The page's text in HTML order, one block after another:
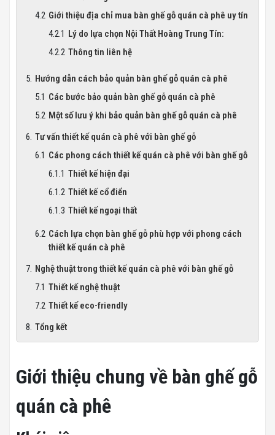
Giới thiệu địa chỉ mua bàn ghế gỗ quán cà phê uy tín
Lý do lựa chọn Nội Thất Hoàng Trung Tín:
Thông tin liên hệ
Hướng dẫn cách bảo quản bàn ghế gỗ quán cà phê
Các bước bảo quản bàn ghế gỗ quán cà phê
Một số lưu ý khi bảo quản bàn ghế gỗ quán cà phê
Tư vấn thiết kế quán cà phê với bàn ghế gỗ
Các phong cách thiết kế quán cà phê với bàn ghế gỗ
Thiết kế hiện đại
Thiết kế cổ điển
Thiết kế ngoại thất
Cách lựa chọn bàn ghế gỗ phù hợp với phong cách
thiết kế quán cà phê
Nghệ thuật trong thiết kế quán cà phê với bàn ghế gỗ
Thiết kế nghệ thuật
Thiết kế eco-friendly
Tổng kết
Giới thiệu chung về bàn ghế gỗ
quán cà phê